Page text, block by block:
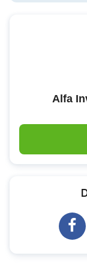
Alfa